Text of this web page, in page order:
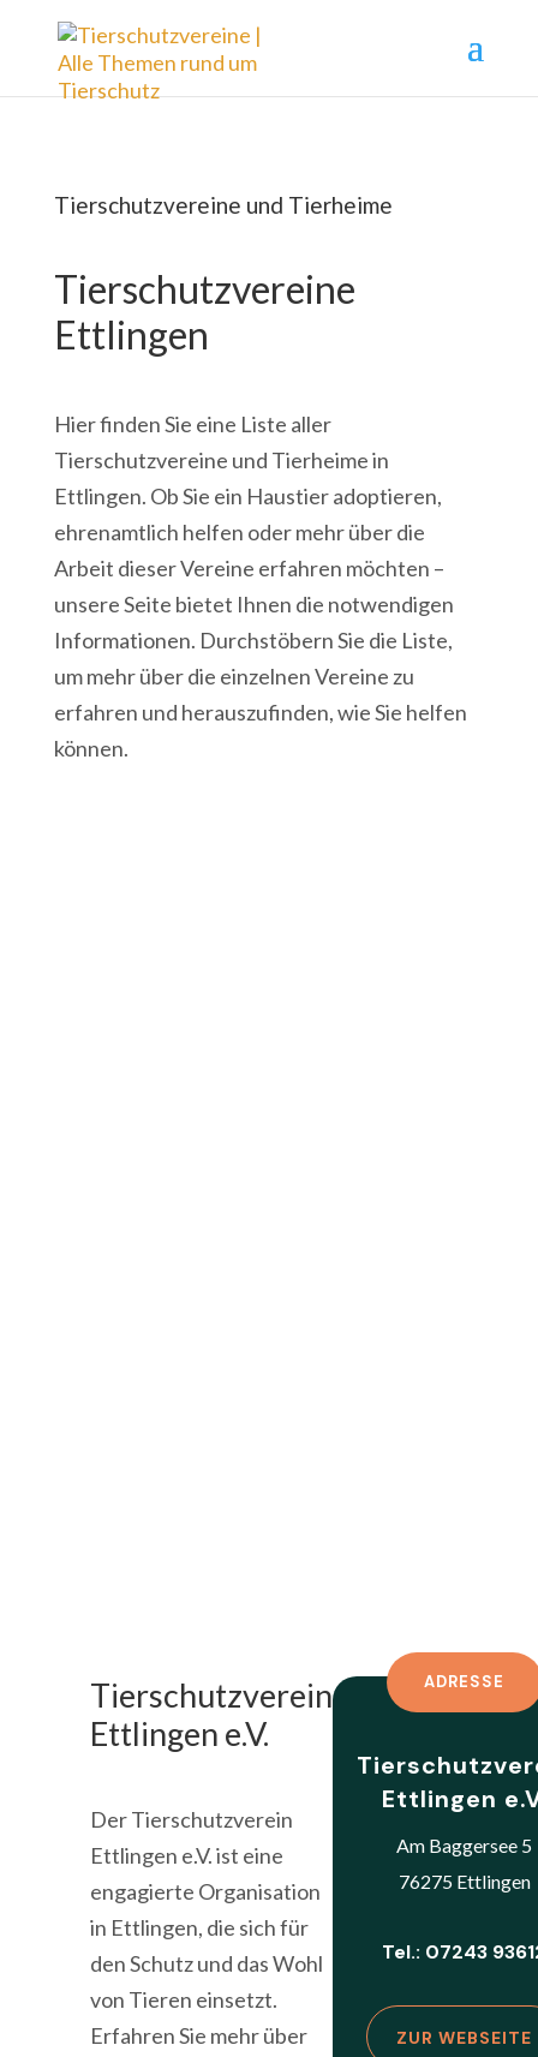
Tierschutzvereine und Tierheime
Tierschutzvereine
Ettlingen
Hier finden Sie eine Liste aller
Tierschutzvereine und Tierheime in
Ettlingen. Ob Sie ein Haustier adoptieren,
ehrenamtlich helfen oder mehr über die
Arbeit dieser Vereine erfahren möchten –
unsere Seite bietet Ihnen die notwendigen
Informationen. Durchstöbern Sie die Liste,
um mehr über die einzelnen Vereine zu
erfahren und herauszufinden, wie Sie helfen
können.
Tierschutzverein
Ettlingen e.V.
Der Tierschutzverein
Ettlingen e.V. ist eine
engagierte Organisation
in Ettlingen, die sich für
den Schutz und das Wohl
von Tieren einsetzt.
Erfahren Sie mehr über
ADRESSE
Ettlingen
Am Baggersee 5
76275 Ettlingen
Tel.: 07243
ZUR WEBSEITE